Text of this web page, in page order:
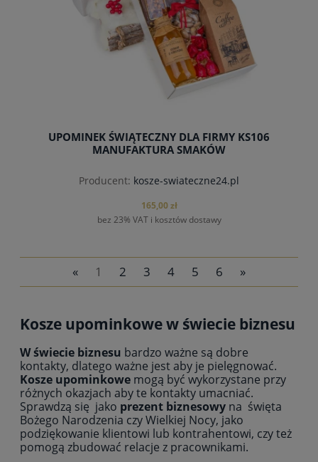
UPOMINEK ŚWIĄTECZNY DLA FIRMY KS106
MANUFAKTURA SMAKÓW
Producent: kosze-swiateczne24.pl
165,00 zł
bez 23% VAT i kosztów dostawy
« 1 2 3 4 5 6 »
Kosze upominkowe w świecie biznesu
W świecie biznesu bardzo ważne są dobre
kontakty, dlatego ważne jest aby je pielęgnować.
Kosze upominkowe mogą być wykorzystane przy
różnych okazjach aby te kontakty umacniać.
Sprawdzą się jako prezent biznesowy na święta
Bożego Narodzenia czy Wielkiej Nocy, jako
podziękowanie klientowi lub kontrahentowi, czy też
pomogą zbudować relacje z pracownikami.